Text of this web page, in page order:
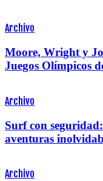
Archivo
Moore, Wright y
Juegos Olímpicos
Archivo
Surf con
aventuras
Archivo